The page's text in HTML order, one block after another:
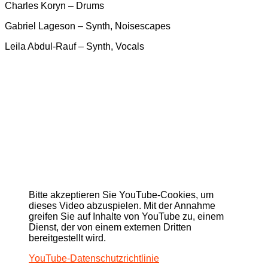
Charles Koryn – Drums
Gabriel Lageson – Synth, Noisescapes
Leila Abdul-Rauf – Synth, Vocals
Bitte akzeptieren Sie YouTube-Cookies, um
dieses Video abzuspielen. Mit der Annahme
greifen Sie auf Inhalte von YouTube zu, einem
Dienst, der von einem externen Dritten
bereitgestellt wird.
YouTube-Datenschutzrichtlinie